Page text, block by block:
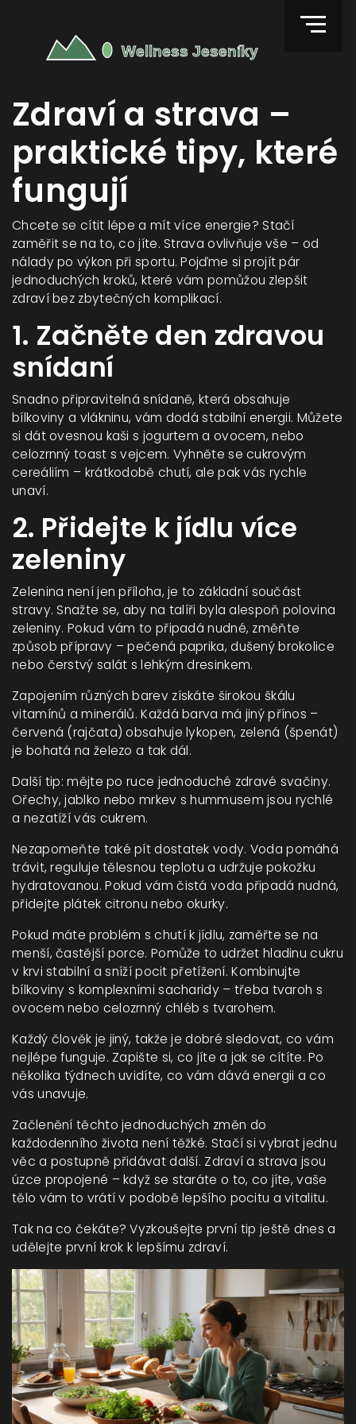
Zdraví a strava –
praktické tipy, které
fungují
Chcete se cítit lépe a mít více energie? Stačí
zaměřit se na to, co jíte. Strava ovlivňuje vše – od
nálady po výkon při sportu. Pojďme si projít pár
jednoduchých kroků, které vám pomůžou zlepšit
zdraví bez zbytečných komplikací.
1. Začněte den zdravou
snídaní
Snadno připravitelná snídaně, která obsahuje
bílkoviny a vlákninu, vám dodá stabilní energii. Můžete
si dát ovesnou kaši s jogurtem a ovocem, nebo
celozrnný toast s vejcem. Vyhněte se cukrovým
cereáliím – krátkodobě chutí, ale pak vás rychle
unaví.
2. Přidejte k jídlu více
zeleniny
Zelenina není jen příloha, je to základní součást
stravy. Snažte se, aby na talíři byla alespoň polovina
zeleniny. Pokud vám to připadá nudné, změňte
způsob přípravy – pečená paprika, dušený brokolice
nebo čerstvý salát s lehkým dresinkem.
Zapojením různých barev získáte širokou škálu
vitamínů a minerálů. Každá barva má jiný přínos –
červená (rajčata) obsahuje lykopen, zelená (špenát)
je bohatá na železo a tak dál.
Další tip: mějte po ruce jednoduché zdravé svačiny.
Ořechy, jablko nebo mrkev s hummusem jsou rychlé
a nezatíží vás cukrem.
Nezapomeňte také pít dostatek vody. Voda pomáhá
trávit, reguluje tělesnou teplotu a udržuje pokožku
hydratovanou. Pokud vám čistá voda připadá nudná,
přidejte plátek citronu nebo okurky.
Pokud máte problém s chutí k jídlu, zaměřte se na
menší, častější porce. Pomůže to udržet hladinu cukru
v krvi stabilní a sníží pocit přetížení. Kombinujte
bílkoviny s komplexními sacharidy – třeba tvaroh s
ovocem nebo celozrnný chléb s tvarohem.
Každý člověk je jiný, takže je dobré sledovat, co vám
nejlépe funguje. Zapište si, co jíte a jak se cítíte. Po
několika týdnech uvidíte, co vám dává energii a co
vás unavuje.
Začlenění těchto jednoduchých změn do
každodenního života není těžké. Stačí si vybrat jednu
věc a postupně přidávat další. Zdraví a strava jsou
úzce propojené – když se staráte o to, co jíte, vaše
tělo vám to vrátí v podobě lepšího pocitu a vitalitu.
Tak na co čekáte? Vyzkoušejte první tip ještě dnes a
udělejte první krok k lepšímu zdraví.